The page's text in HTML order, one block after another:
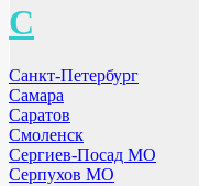
С
Санкт-Петербург
Самара
Саратов
Смоленск
Сергиев-Посад МО
Серпухов МО